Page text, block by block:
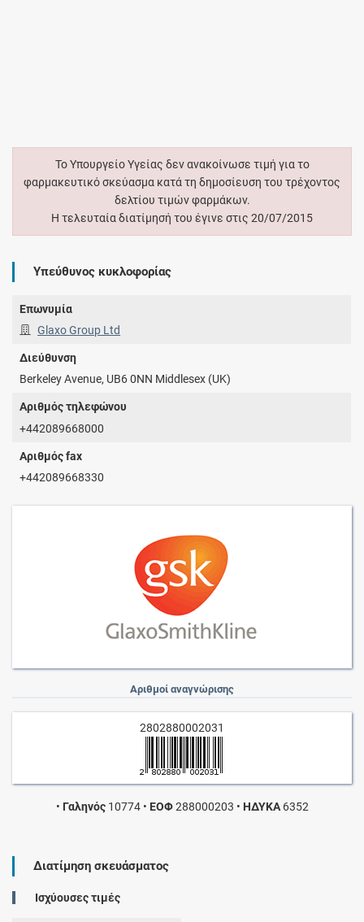
Το Υπουργείο Υγείας δεν ανακοίνωσε τιμή για το
φαρμακευτικό σκεύασμα κατά τη δημοσίευση του τρέχοντος
δελτίου τιμών φαρμάκων.
Η τελευταία διατίμησή του έγινε στις 20/07/2015
Υπεύθυνος κυκλοφορίας
Επωνυμία
Glaxo Group Ltd
Διεύθυνση
Berkeley Avenue, UB6 0NN Middlesex (UK)
Αριθμός τηλεφώνου
+442089668000
Αριθμός fax
+442089668330
Αριθμοί αναγνώρισης
2802880002031
• Γαληνός10774 • ΕΟΦ288000203 • ΗΔΥΚΑ6352
Διατίμηση σκευάσματος
Ισχύουσες τιμές